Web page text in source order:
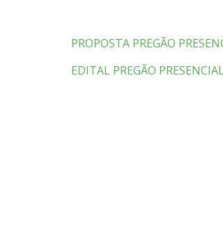
PROPOSTA PREGÃO
EDITAL PREGÃO